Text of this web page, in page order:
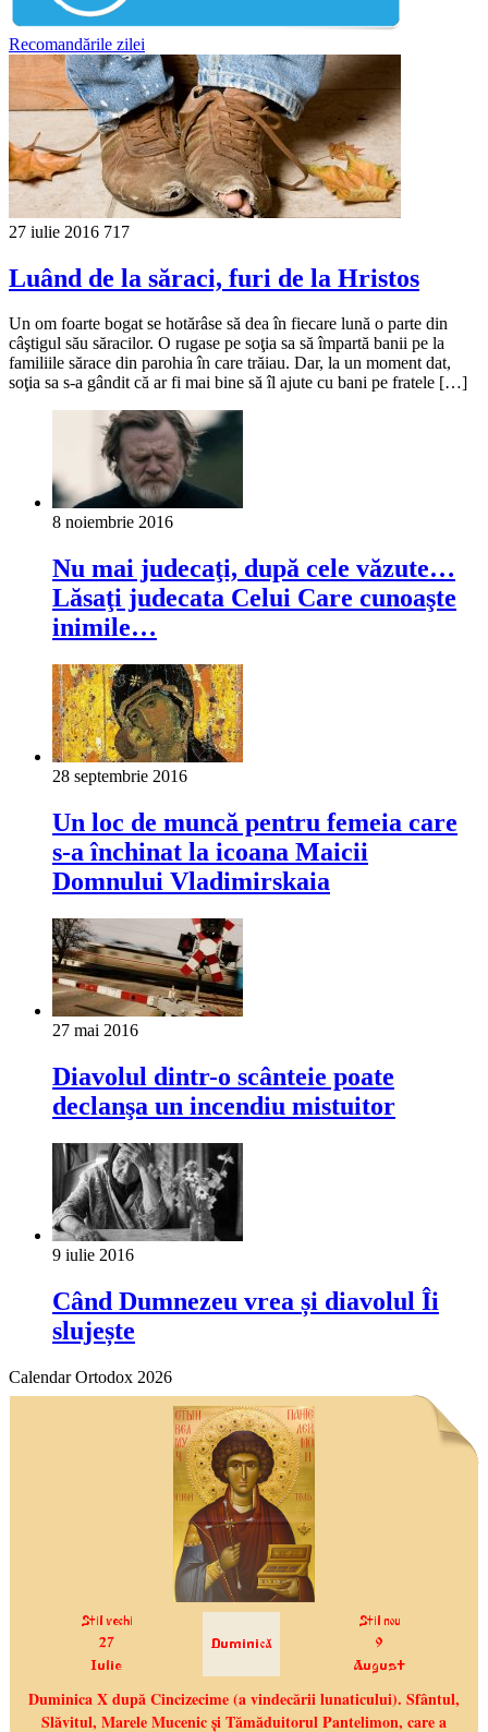
Recomandările zilei
27 iulie 2016 717
Luând de la săraci, furi de la Hristos
Un om foarte bogat se hotărâse să dea în fiecare lună o parte din
câştigul său săracilor. O rugase pe soţia sa să împartă banii pe la
familiile sărace din parohia în care trăiau. Dar, la un moment dat,
soţia sa s-a gândit că ar fi mai bine să îl ajute cu bani pe fratele […]
8 noiembrie 2016
Nu mai judecaţi, după cele văzute…
Lăsaţi judecata Celui Care cunoaşte
inimile…
28 septembrie 2016
Un loc de muncă pentru femeia care
s-a închinat la icoana Maicii
Domnului Vladimirskaia
27 mai 2016
Diavolul dintr-o scânteie poate
declanşa un incendiu mistuitor
9 iulie 2016
Când Dumnezeu vrea și diavolul Îi
slujește
Calendar Ortodox 2026